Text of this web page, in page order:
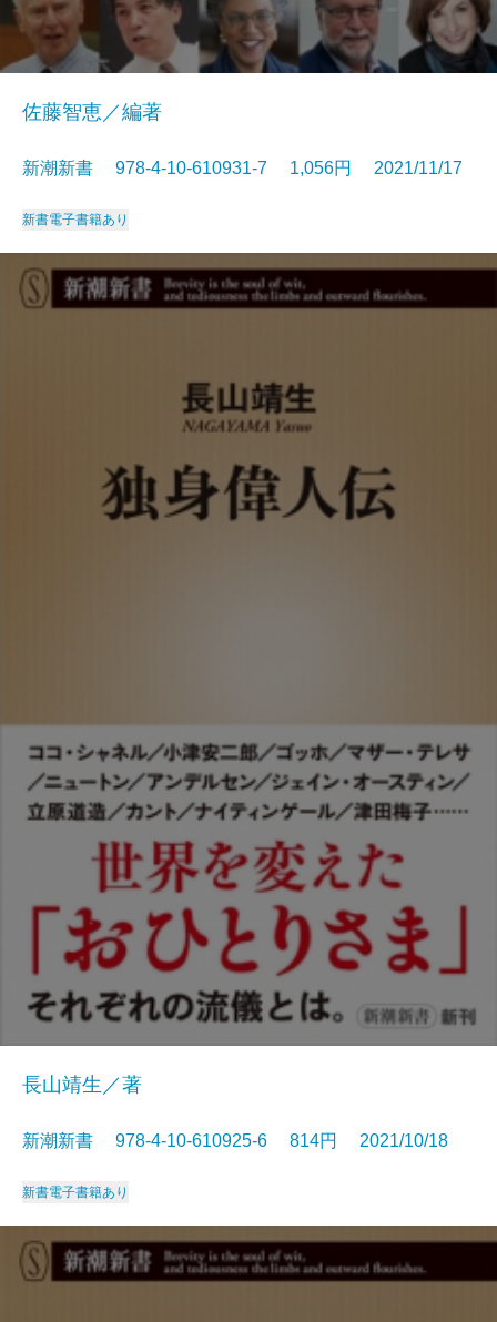
佐藤智恵／編著
新潮新書 978-4-10-610931-7 1,056円 2021/11/17
新書電子書籍あり
長山靖生／著
新潮新書 978-4-10-610925-6 814円 2021/10/18
新書電子書籍あり